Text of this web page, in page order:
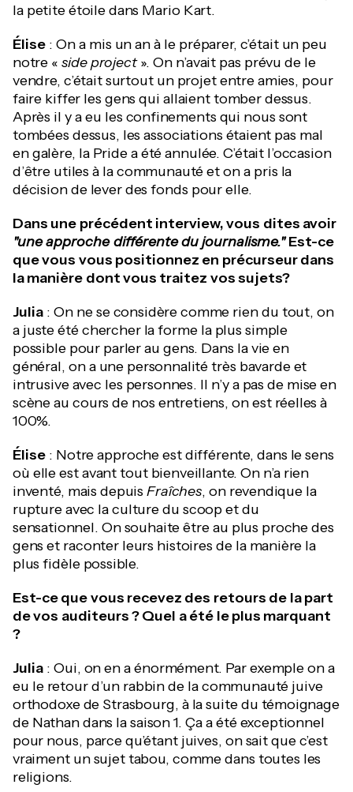
la petite étoile dans Mario Kart.
Élise : On a mis un an à le préparer, c’était un peu
notre «side project». On n’avait pas prévu de le
vendre, c’était surtout un projet entre amies, pour
faire kiffer les gens qui allaient tomber dessus.
Après il y a eu les confinements qui nous sont
tombées dessus, les associations étaient pas mal
en galère, la Pride a été annulée. C’était l’occasion
d’être utiles à la communauté et on a pris la
décision de lever des fonds pour elle.
Dans une précédent interview, vous dites avoir
"une approche différente du journalisme."Est-ce
que vous vous positionnez en précurseur dans
la manière dont vous traitez vos sujets?
Julia : On ne se considère comme rien du tout, on
a juste été chercher la forme la plus simple
possible pour parler au gens. Dans la vie en
général, on a une personnalité très bavarde et
intrusive avec les personnes. Il n’y a pas de mise en
scène au cours de nos entretiens, on est réelles à
100%.
Élise : Notre approche est différente, dans le sens
où elle est avant tout bienveillante. On n’a rien
inventé, mais depuisFraîches, on revendique la
rupture avec la culture du scoop et du
sensationnel. On souhaite être au plus proche des
gens et raconter leurs histoires de la manière la
plus fidèle possible.
Est-ce que vous recevez des retours de la part
de vos auditeurs ? Quel a été le plus marquant
?
Julia : Oui, on en a énormément. Par exemple on a
eu le retour d’un rabbin de la communauté juive
orthodoxe de Strasbourg, à la suite du témoignage
de Nathan dans la saison 1. Ça a été exceptionnel
pour nous, parce qu’étant juives, on sait que c’est
vraiment un sujet tabou, comme dans toutes les
religions.